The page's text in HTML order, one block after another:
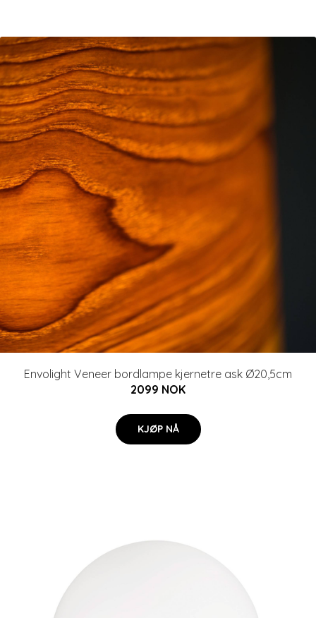
Envolight Veneer bordlampe kjernetre ask Ø20,5cm
2099 NOK
KJØP NÅ